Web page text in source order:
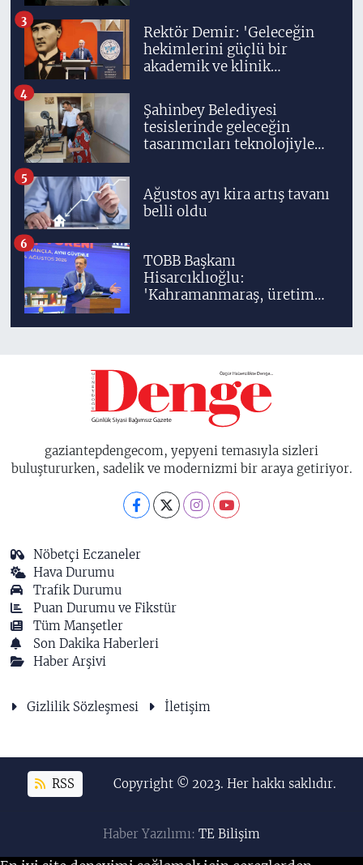
Rektör Demir: 'Geleceğin
hekimlerini güçlü bir
akademik ve klinik
3
Şahinbey Belediyesi
tesislerinde geleceğin
tasarımcıları teknolojiyle
4
Ağustos ayı kira artış tavanı
belli oldu
5
TOBB Başkanı
Hisarcıklıoğlu:
'Kahramanmaraş, üretim
ekonomisinin lokomotif
6
gaziantepdengecom, yepyeni temasıyla sizleri
buluştururken, sadelik ve modernizmi bir araya getiriyor.
Nöbetçi Eczaneler
Hava Durumu
Trafik Durumu
Puan Durumu ve Fikstür
Tüm Manşetler
Son Dakika Haberleri
Haber Arşivi
Gizlilik Sözleşmesi İletişim
RSS Copyright © 2023. Her hakkı saklıdır.
Haber Yazılımı: TE Bilişim